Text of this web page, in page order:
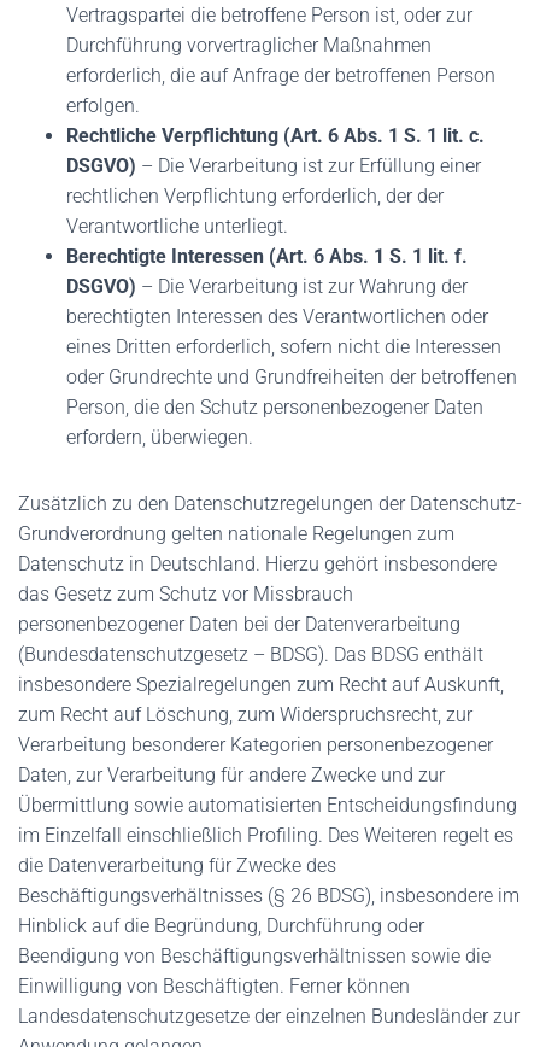
Vertragspartei die betroffene Person ist, oder zur
Durchführung vorvertraglicher Maßnahmen
erforderlich, die auf Anfrage der betroffenen Person
erfolgen.
Rechtliche Verpflichtung (Art. 6 Abs. 1 S. 1 lit. c.
DSGVO) – Die Verarbeitung ist zur Erfüllung einer
rechtlichen Verpflichtung erforderlich, der der
Verantwortliche unterliegt.
Berechtigte Interessen (Art. 6 Abs. 1 S. 1 lit. f.
DSGVO) – Die Verarbeitung ist zur Wahrung der
berechtigten Interessen des Verantwortlichen oder
eines Dritten erforderlich, sofern nicht die Interessen
oder Grundrechte und Grundfreiheiten der betroffenen
Person, die den Schutz personenbezogener Daten
erfordern, überwiegen.
Zusätzlich zu den Datenschutzregelungen der Datenschutz-
Grundverordnung gelten nationale Regelungen zum
Datenschutz in Deutschland. Hierzu gehört insbesondere
das Gesetz zum Schutz vor Missbrauch
personenbezogener Daten bei der Datenverarbeitung
(Bundesdatenschutzgesetz – BDSG). Das BDSG enthält
insbesondere Spezialregelungen zum Recht auf Auskunft,
zum Recht auf Löschung, zum Widerspruchsrecht, zur
Verarbeitung besonderer Kategorien personenbezogener
Daten, zur Verarbeitung für andere Zwecke und zur
Übermittlung sowie automatisierten Entscheidungsfindung
im Einzelfall einschließlich Profiling. Des Weiteren regelt es
die Datenverarbeitung für Zwecke des
Beschäftigungsverhältnisses (§ 26 BDSG), insbesondere im
Hinblick auf die Begründung, Durchführung oder
Beendigung von Beschäftigungsverhältnissen sowie die
Einwilligung von Beschäftigten. Ferner können
Landesdatenschutzgesetze der einzelnen Bundesländer zur